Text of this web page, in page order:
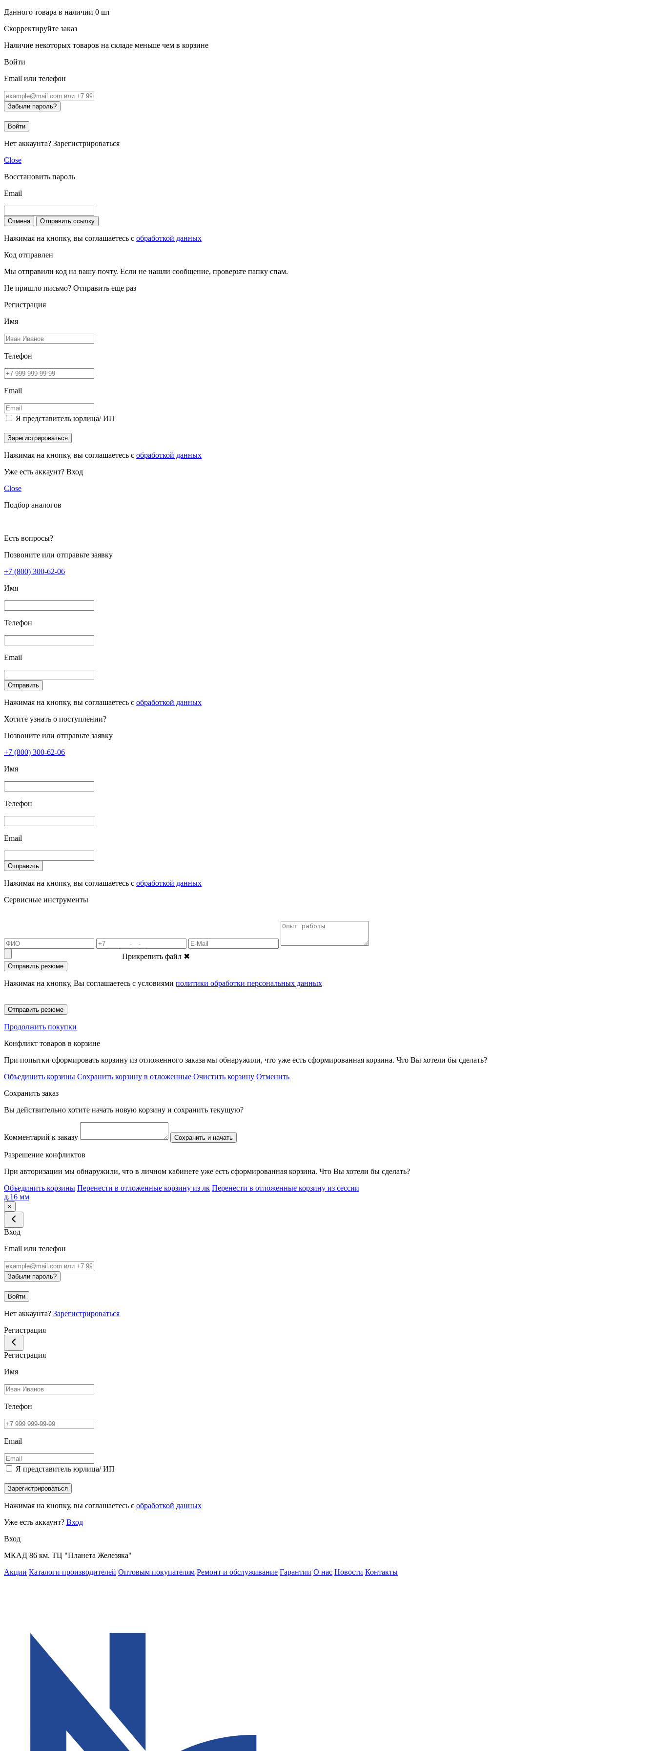
Данного товара в наличии 0 шт
Скорректируйте заказ
Наличие некоторых товаров на складе меньше чем в корзине
Войти
Email или телефон
Забыли пароль?
Войти
Нет аккаунта? Зарегистрироваться
Close
Восстановить пароль
Email
Отмена Отправить ссылку
Нажимая на кнопку, вы соглашаетесь с обработкой данных
Код отправлен
Мы отправили код на вашу почту. Если не нашли сообщение, проверьте папку спам.
Не пришло письмо? Отправить еще раз
Регистрация
Имя
Телефон
Email
Я представитель юрлица/ ИП
Зарегистрироваться
Нажимая на кнопку, вы соглашаетесь с обработкой данных
Уже есть аккаунт? Вход
Close
Подбор аналогов
Есть вопросы?
Позвоните или отправьте заявку
+7 (800) 300-62-06
Имя
Телефон
Email
Отправить
Нажимая на кнопку, вы соглашаетесь с обработкой данных
Хотите узнать о поступлении?
Позвоните или отправьте заявку
+7 (800) 300-62-06
Имя
Телефон
Email
Отправить
Нажимая на кнопку, вы соглашаетесь с обработкой данных
Сервисные инструменты
Прикрепить файл ✖
Отправить резюме
Нажимая на кнопку, Вы соглашаетесь с условиями политики обработки персональных данных
Отправить резюме
Продолжить покупки
Конфликт товаров в корзине
При попытки сформировать корзину из отложенного заказа мы обнаружили, что уже есть сформированная корзина. Что Вы хотели бы сделать?
Объединить корзины Сохранить корзину в отложенные Очистить корзину Отменить
Сохранить заказ
Вы действительно хотите начать новую корзину и сохранить текущую?
Комментарий к заказу Сохранить и начать
Разрешение конфликтов
При авторизации мы обнаружили, что в личном кабинете уже есть сформированная корзина. Что Вы хотели бы сделать?
Объединить корзины Перенести в отложенные корзину из лк Перенести в отложенные корзину из сессии
д.16 мм
×
Вход
Email или телефон
Забыли пароль?
Войти
Нет аккаунта? Зарегистрироваться
Регистрация
Регистрация
Имя
Телефон
Email
Я представитель юрлица/ ИП
Зарегистрироваться
Нажимая на кнопку, вы соглашаетесь с обработкой данных
Уже есть аккаунт? Вход
Вход
МКАД 86 км. ТЦ "Планета Железяка"
Акции Каталоги производителей Оптовым покупателям Ремонт и обслуживание Гарантии О нас Новости Контакты